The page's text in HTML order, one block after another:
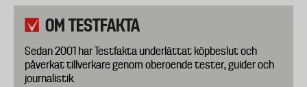
OM TESTFAKTA
Sedan 2001 har Testfakta underlättat köpbeslut och
påverkat tillverkare genom oberoende tester, guider och
journalistik.